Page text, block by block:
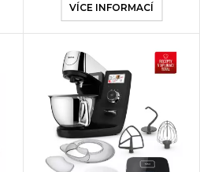
VÍCE INFORMACÍ